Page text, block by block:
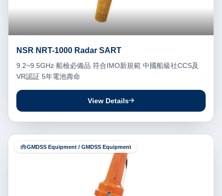
NSR NRT-1000 Radar SART
9.2~9.5GHz 船檢必備品 符合IMO新規範 中國船級社CCS及
VR認証 5年電池壽命
View Details
GMDSS Equipment / GMDSS Equipment